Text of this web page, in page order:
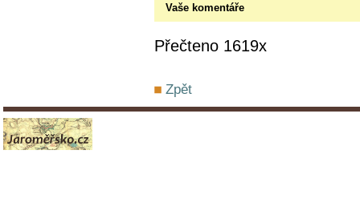
Vaše komentáře
Přečteno 1619x
Zpět